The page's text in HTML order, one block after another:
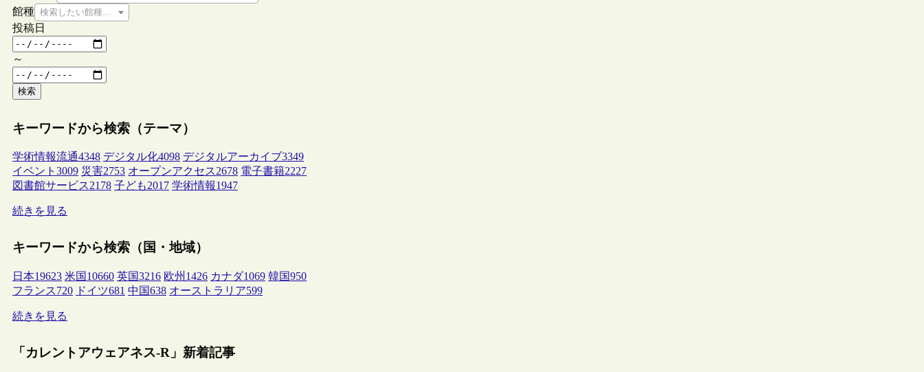
館種 検索したい館種を選択してください
投稿日
～
検索
キーワードから検索（テーマ）
学術情報流通4348 デジタル化4098 デジタルアーカイブ3349
イベント 3009 災害2753 オープンアクセス2678 電子書籍2227
図書館サービス2178 子ども2017 学術情報1947
続きを見る
キーワードから検索（国・地域）
日本19623 米国 10660 英国3216 欧州 1426 カナダ1069 韓国950
フランス720 ドイツ681 中国638 オーストラリア599
続きを見る
「カレントアウェアネス-R」新着記事